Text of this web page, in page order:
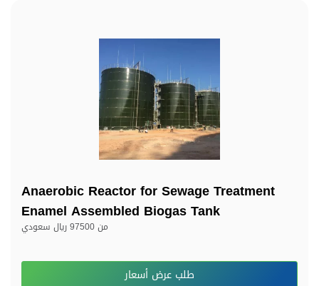
Anaerobic Reactor for Sewage Treatment
Enamel Assembled Biogas Tank
من97500 ريال سعودي
طلب عرض أسعار